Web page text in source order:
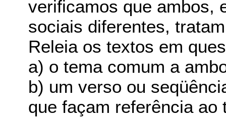
verificamos que ambos,
sociais diferentes,
Releia os textos em
a) o tema comum a
b) um verso ou
que façam referência ao